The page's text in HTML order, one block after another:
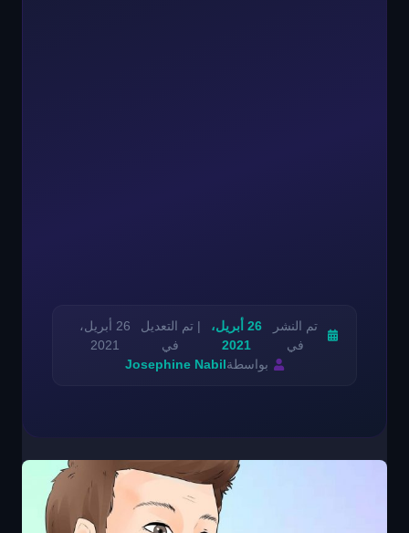
تم النشر
في
26 أبريل،
2021
| تم التعديل
في
26 أبريل،
2021
بواسطة Josephine Nabil